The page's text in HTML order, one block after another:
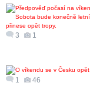
3 1
1 46